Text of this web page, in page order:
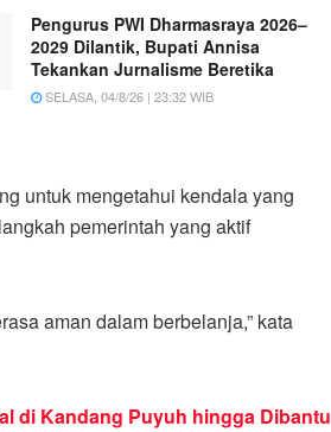
Pengurus PWI Dharmasraya 2026–
2029 Dilantik, Bupati Annisa
Tekankan Jurnalisme Beretika
SELASA, 04/8/26 | 23:32 WIB
untuk mengetahui kendala yang
pemerintah yang aktif
aman dalam berbelanja,” kata
di Kandang Puyuh hingga Dibantu